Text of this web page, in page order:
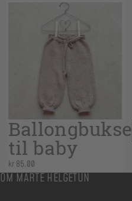
Ballongbukse
til baby
kr85,00
OM MARTE HELGETUN